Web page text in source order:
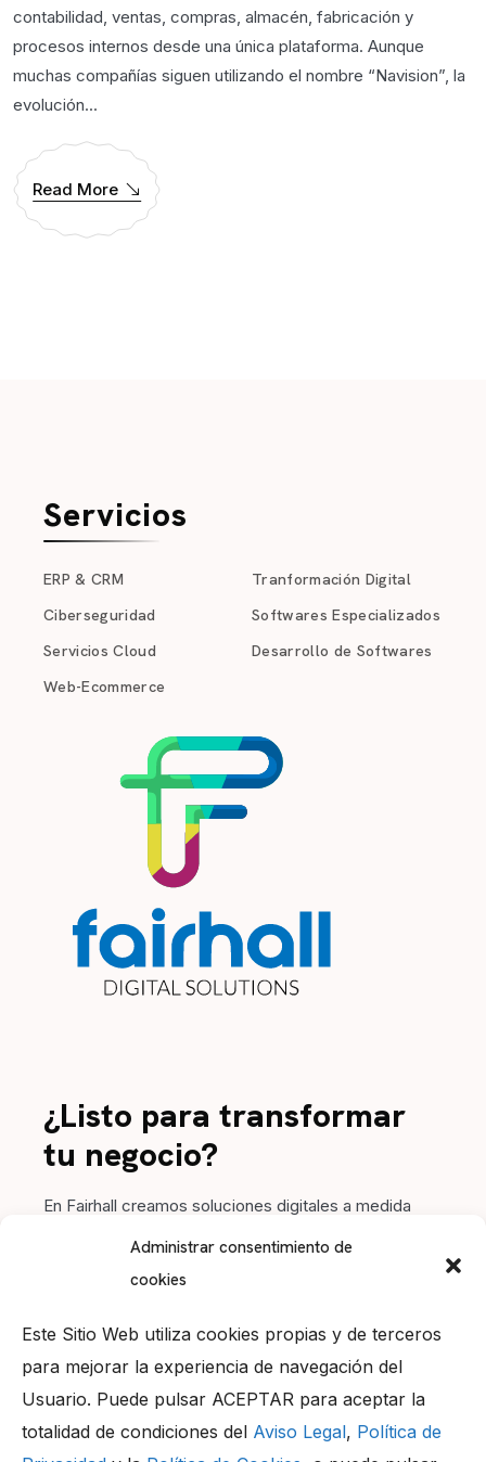
Administrar consentimiento de
cookies
Este Sitio Web utiliza cookies propias y de terceros
para mejorar la experiencia de navegación del
Usuario. Puede pulsar ACEPTAR para aceptar la
totalidad de condiciones del Aviso Legal, Política de
contabilidad, ventas, compras, almacén, fabricación y
procesos internos desde una única plataforma. Aunque
muchas compañías siguen utilizando el nombre “Navision”, la
evolución...
Read More
Servicios
ERP & CRM
Ciberseguridad
Servicios Cloud
Web-Ecommerce
Tranformación Digital
Softwares Especializados
Desarrollo de Softwares
¿Listo para transformar
tu negocio?
En Fairhall creamos soluciones digitales a medida
+34 956 05 99 20